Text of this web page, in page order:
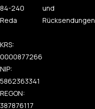
84-240
Reda
KRS:
0000877266
NIP:
5862363341
REGON:
387876117
und
Rücksendungen